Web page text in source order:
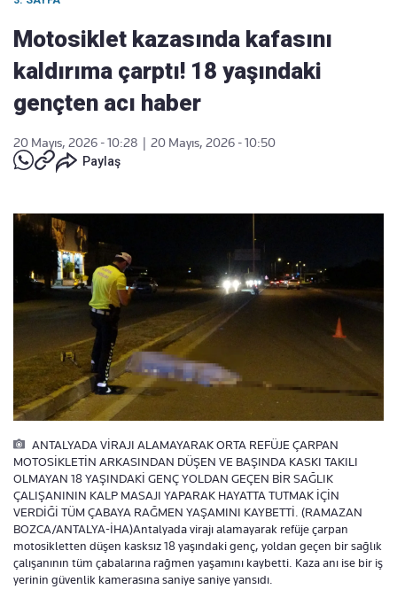
Motosiklet kazasında kafasını
kaldırıma çarptı! 18 yaşındaki
gençten acı haber
20 Mayıs, 2026 - 10:28
20 Mayıs, 2026 - 10:50
Paylaş
ANTALYADA VİRAJI ALAMAYARAK ORTA REFÜJE ÇARPAN
MOTOSİKLETİN ARKASINDAN DÜŞEN VE BAŞINDA KASKI TAKILI
OLMAYAN 18 YAŞINDAKİ GENÇ YOLDAN GEÇEN BİR SAĞLIK
ÇALIŞANININ KALP MASAJI YAPARAK HAYATTA TUTMAK İÇİN
VERDİĞİ TÜM ÇABAYA RAĞMEN YAŞAMINI KAYBETTİ. (RAMAZAN
BOZCA/ANTALYA-İHA)Antalyada virajı alamayarak refüje çarpan
motosikletten düşen kasksız 18 yaşındaki genç, yoldan geçen bir sağlık
çalışanının tüm çabalarına rağmen yaşamını kaybetti. Kaza anı ise bir iş
yerinin güvenlik kamerasına saniye saniye yansıdı.